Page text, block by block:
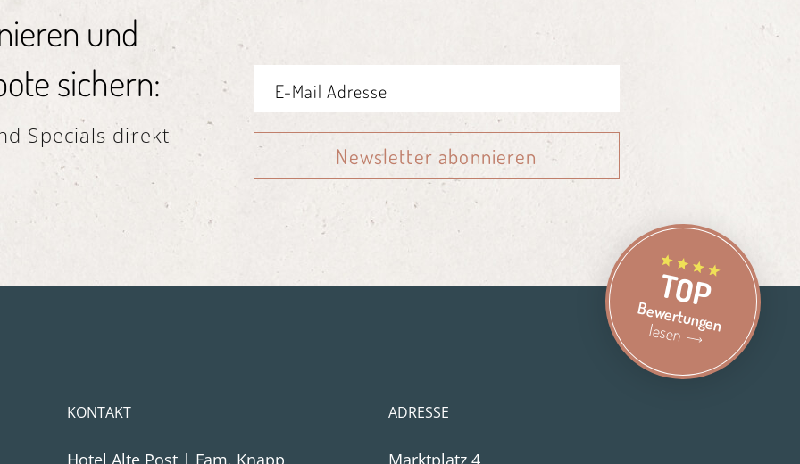
und
sichern:
Specials direkt
Newsletter abonnieren
KONTAKT
Hotel Alte Post | Fam. Knapp
ADRESSE
Marktplatz 4
TOP
Bewertungen
lesen